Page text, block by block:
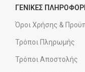
ΓΕΝΙΚΕΣ
Όροι Χρήσης &
Τρόποι Πληρωμής
Τρόποι Αποστολής